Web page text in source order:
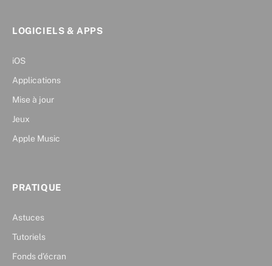
LOGICIELS & APPS
iOS
Applications
Mise à jour
Jeux
Apple Music
PRATIQUE
Astuces
Tutoriels
Fonds d’écran